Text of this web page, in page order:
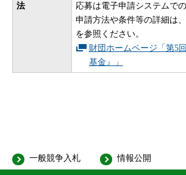
法
応募は電子申請システムで
申請方法や条件等の詳細は
を参照ください。
財団ホームページ「第5
基金』」
一般競争入札 情報公開